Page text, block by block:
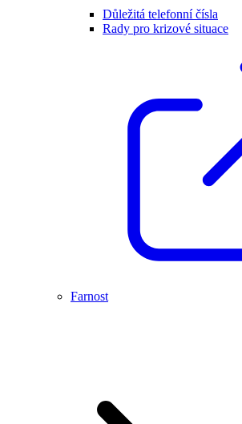
Důležitá telefonní čísla
Rady pro krizové situace
Farnost